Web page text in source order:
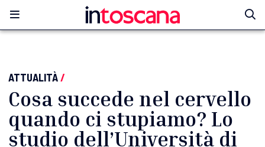
ATTUALITÀ/
Cosa succede nel cervello
quando ci stupiamo? Lo
studio dell’Università di